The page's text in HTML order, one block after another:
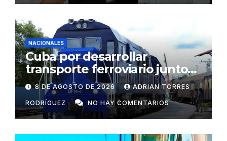
NACIONALES
Cuba por desarrollar
transporte ferroviario junto
con Rusia
8 DE AGOSTO DE 2026 ADRIAN TORRES
RODRÍGUEZ NO HAY COMENTARIOS